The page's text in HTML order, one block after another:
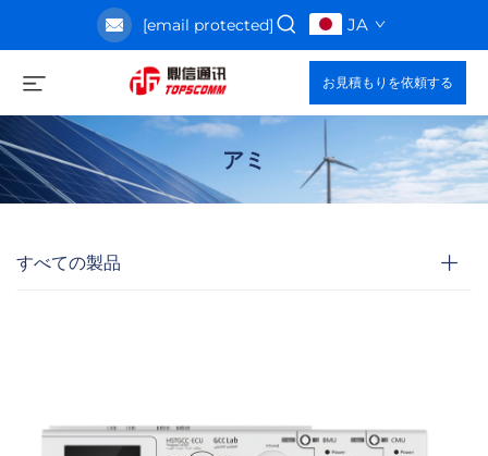
[email protected] JA
お見積もりを依頼する
アミ
すべての製品